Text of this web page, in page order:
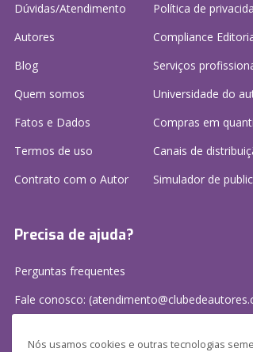
Nós usamos cookies e outras tecnologias
Dúvidas/Atendimento
Autores
Blog
Quem somos
Fatos e Dados
Termos de uso
Contrato com o Autor
Política de
Compliance
Serviços
Universidade do
Compras em
Canais de
Simulador de
Precisa de ajuda?
Perguntas frequentes
Fale conosco: